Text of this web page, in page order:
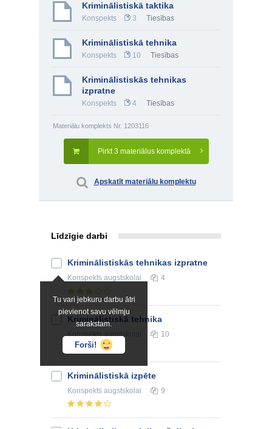
Kriminālistiskā taktika
Konspekts 3 Tiesības
Kriminālistiskā tehnika
Konspekts 10 Tiesības
Kriminālistiskās tehnikas
izpratne
Konspekts 4 Tiesības
Materiālu komplekts Nr. 1203116
Pirkt 3 materiālus komplektā
Apskatīt materiālu komplektu
Līdzīgie darbi
Tu vari jebkuru darbu ātri
pievienot savu vēlmju
sarakstam.
Forši!
Kriminālistiskās tehnikas izpratne
Konspekts augstskolai 4
Kriminālistiskā tehnika
Konspektsaugstskolai 10
Kriminālistiskā izpēte
Konspekts augstskolai 9